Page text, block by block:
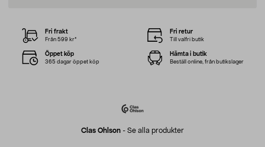
Clas Ohlson - Se alla produkter
Fri frakt
Från 599 kr*
Fri retur
Till valfri butik
Öppet köp
365 dagar öppet köp
Hämta i butik
Beställ online, från butikslager